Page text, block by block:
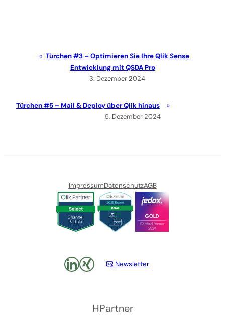
Türchen #3 – Optimieren Sie Ihre Qlik Sense
Entwicklung mit QSDA Pro
3. Dezember 2024
Türchen #5 – Mail & Deploy über Qlik hinaus
5. Dezember 2024
HPartner
ImpressumDatenschutzAGB
LinkedIn xing Newsletter